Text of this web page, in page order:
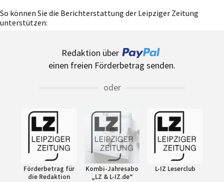
So können Sie die Berichterstattung der Leipziger Zeitung
unterstützen:
Redaktion über
einen freien Förderbetrag senden.
oder
Förderbetrag für
die Redaktion
Kombi-Jahresabo
„LZ & L-IZ.de“
L-IZ Leserclub